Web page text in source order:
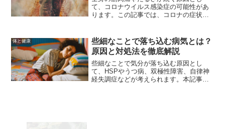
て、コロナウイルス感染症の可能性があ
ります。この記事では、コロナの症状と
します。
体と健康
些細なことで落ち込む病気とは？
原因と対処法を徹底解説
些細なことで気分が落ち込む原因とし
て、HSPやうつ病、双極性障害、自律神
経失調症などが考えられます。本記事で